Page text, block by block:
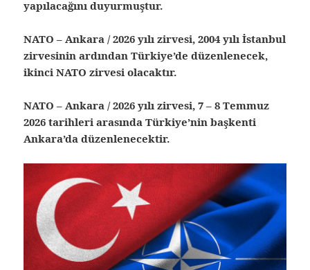
yapılacağını duyurmuştur.
NATO – Ankara / 2026 yılı zirvesi, 2004 yılı İstanbul
zirvesinin ardından Türkiye’de düzenlenecek,
ikinci NATO zirvesi olacaktır.
NATO – Ankara / 2026 yılı zirvesi, 7 – 8 Temmuz
2026 tarihleri arasında Türkiye’nin başkenti
Ankara’da düzenlenecektir.